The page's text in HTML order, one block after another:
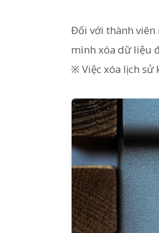
Đối với thành viên
mình xóa dữ liệu
※ Việc xóa lịch sử